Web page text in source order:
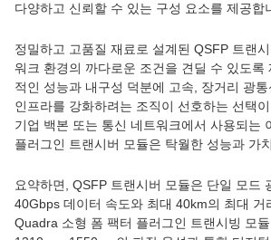
다양하고 신뢰할 수 있는 구성 요소를 제공합
정밀하고 고품질 재료로 설계된 QSFP 트랜
워크 환경의 까다로운 조건을 견딜 수 있도록
적인 성능과 내구성 덕분에 고속, 장거리 광
인프라를 강화하려는 조직이 선호하는 선택
기업 백본 또는 통신 네트워크에서 사용되는
플러그인 트랜시버 모듈은 탁월한 성능과 가
요약하면, QSFP 트랜시버 모듈은 단일 모드
40Gbps 데이터 속도와 최대 40km의 최대 거
Quadra 소형 폼 팩터 플러그인 트랜시빙 모